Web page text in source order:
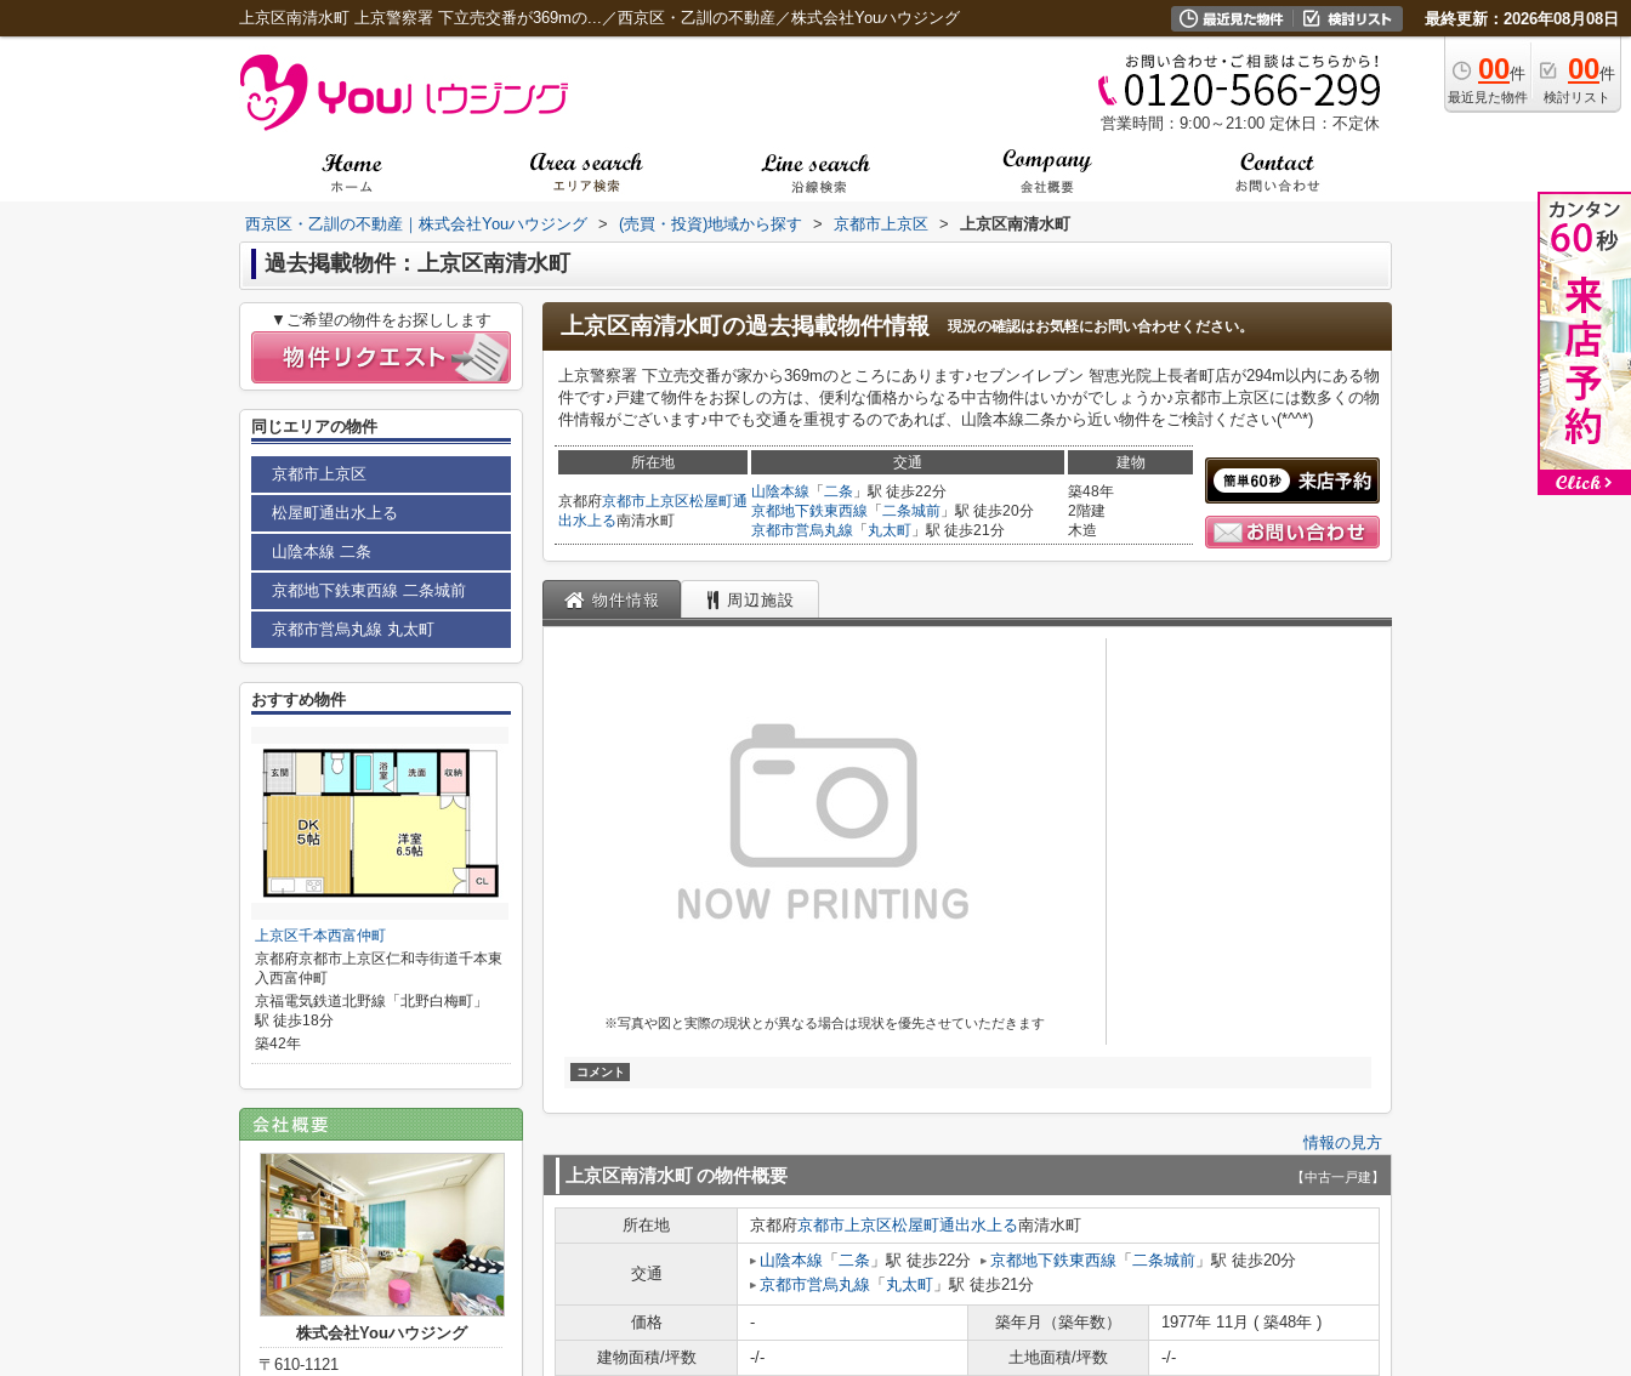
上京区南清水町 上京警察署 下立売交番が369mの...／西京区・乙訓の不動産／株式会社Youハウジング 最終更新：2026年08月08日
00件
最近見た物件
00件
検討リスト
営業時間：9:00～21:00 定休日：不定休
西京区・乙訓の不動産｜株式会社Youハウジング > (売買・投資)地域から探す > 京都市上京区 > 上京区南清水町
過去掲載物件：上京区南清水町
上京区南清水町の過去掲載物件情報 現況の確認はお気軽にお問い合わせください。
上京警察署 下立売交番が家から369mのところにあります♪セブンイレブン 智恵光院上長者町店が294m以内にある物
件です♪戸建て物件をお探しの方は、便利な価格からなる中古物件はいかがでしょうか♪京都市上京区には数多くの物
件情報がございます♪中でも交通を重視するのであれば、山陰本線二条から近い物件をご検討ください(*^^*)
所在地 交通 建物
京都府京都市上京区松屋町通
出水上る南清水町
山陰本線 「 二条 」駅 徒歩22分
京都地下鉄東西線 「 二条城前 」駅 徒歩20分
京都市営烏丸線 「 丸太町 」駅 徒歩21分
築48年
2階建
木造
物件情報 周辺施設
※写真や図と実際の現状とが異なる場合は現状を優先させていただきます
コメント
情報の見方
上京区南清水町の物件概要 【中古一戸建】
所在地 京都府京都市上京区松屋町通出水上る南清水町
交通
山陰本線 「 二条 」駅 徒歩22分 京都地下鉄東西線 「 二条城前 」駅 徒歩20分
京都市営烏丸線 「 丸太町 」駅 徒歩21分
価格 - 築年月（築年数）
1977年 11月 ( 築48年 )
建物面積/坪数
-/- 土地面積/坪数
-/-
▼ご希望の物件をお探しします
同じエリアの物件
京都市上京区
松屋町通出水上る
山陰本線 二条
京都地下鉄東西線 二条城前
京都市営烏丸線 丸太町
おすすめ物件
上京区千本西富仲町
京都府京都市上京区仁和寺街道千本東
入西富仲町
京福電気鉄道北野線「北野白梅町」
駅 徒歩18分
築42年
株式会社Youハウジング
〒610-1121